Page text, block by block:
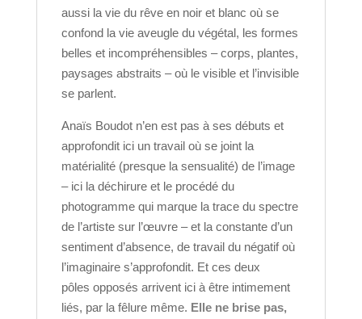
aussi la vie du rêve en noir et blanc où se
confond la vie aveugle du végétal, les formes
belles et incompréhensibles – corps, plantes,
paysages abstraits – où le visible et l’invisible
se parlent.
Anaïs Boudot n’en est pas à ses débuts et
approfondit ici un travail où se joint la
matérialité (presque la sensualité) de l’image
– ici la déchirure et le procédé du
photogramme qui marque la trace du spectre
de l’artiste sur l’œuvre – et la constante d’un
sentiment d’absence, de travail du négatif où
l’imaginaire s’approfondit. Et ces deux
pôles opposés arrivent ici à être intimement
liés, par la fêlure même. Elle ne brise pas,